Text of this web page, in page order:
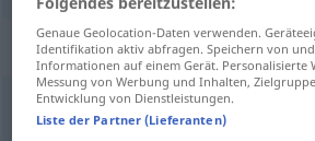
Synonyme für
Leiden,Erkrankung,Beschwerden
Genaue Geolocation-Daten verwenden.
Identifikation aktiv abfragen. Speichern von
Informationen auf einem Gerät. Personalisierte
Messung von Werbung und Inhalten,
Entwicklung von Dienstleistungen.
Liste der Partner (Lieferanten)